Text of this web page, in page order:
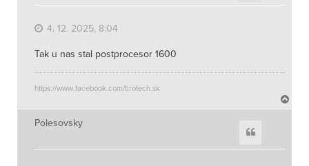
4. 12. 2025, 8:04
Tak u nas stal postprocesor 1600
https://www.facebook.com/tirotech.sk
a
Polesovsky